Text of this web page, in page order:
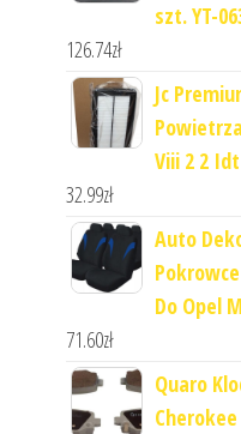
szt. YT-
126.74zł
Jc
Viii 2 2 Idt
32.99zł
Auto
Do Opel
71.60zł
Quaro
Cherokee